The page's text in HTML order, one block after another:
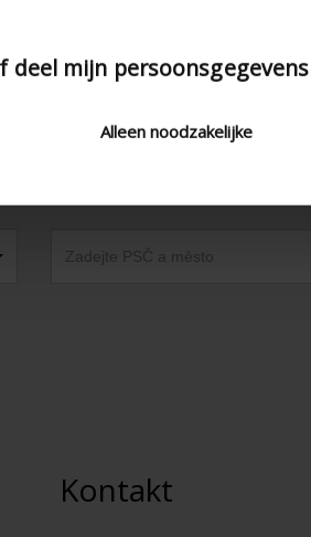
deel mijn
Alleen noodzakelijke
Kontakt